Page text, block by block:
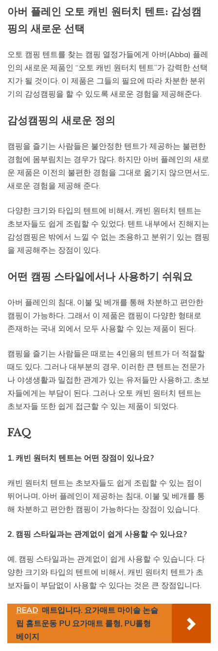
아버 플레인 오토 캐빈 원터치 텐트: 감성캠
핑의 새로운 선택
오토 캠핑 텐트를 찾는 캠핑 열정가들에게 아버(Abba) 플레
인의 새로운 제품인 “오토 캐빈 원터치 텐트”가 강력한 선택
지가 될 것이다. 이 제품은 그들의 필요에 따라 차분한 분위
기의 감성캠핑을 할 수 있도록 새로운 경험을 제공해준다.
감성캠핑의 새로운 정의
캠핑을 즐기는 사람들은 불안정한 텐트가 제공하는 불편한
경험에 몸부림치는 경우가 많다. 하지만 아버 플레인의 새로
운 제품은 이전의 불편한 경험을 그대로 옮기지 않으면서도,
새로운 경험을 제공해 준다.
다양한 크기와 타입의 텐트에 비해서, 캐빈 원터치 텐트는
초보자들도 쉽게 조립할 수 있었다. 텐트 내부에서 진해지는
감성캠핑은 밖에서 느낄 수 없는 조용하고 분위기 있는 캠핑
을 제공해주는 장점이 있다.
어떤 캠핑 스타일에서나 사용하기 쉬워요
아버 플레인의 침대, 이불 및 베개를 통해 차분하고 편안한
캠핑이 가능하다. 그래서 이 제품은 캠핑이 다양한 형태로
존재하는 국내 외에서 모두 사용할 수 있는 제품이 된다.
캠핑을 즐기는 사람들은 때로는 4인용의 텐트가 더 적절할
때도 있다. 그러나 대부분의 경우, 이러한 큰 텐트는 전문가
나 야생생활과 밀접한 관계가 있는 유저들만 사용하고, 초보
자들에게는 부담이 된다. 그러나 오토 캐빈 원터치 텐트는
초보자들 또한 쉽게 접근할 수 있는 제품이 되었다.
FAQ
1. 캐빈 원터치 텐트는 어떤 장점이 있나요?
캐빈 원터치 텐트는 초보자들도 쉽게 조립할 수 있는 점이
뛰어나며, 아버 플레인이 제공하는 침대, 이불 및 베개를 통
해 차분하고 편안한 캠핑이 가능하다는 장점이 있습니다.
2. 캠핑 스타일과는 관계없이 쉽게 사용할 수 있나요?
예, 캠핑 스타일과는 관계없이 쉽게 사용할 수 있습니다. 다
양한 크기와 타입의 텐트에 비해서, 캐빈 원터치 텐트가 초
보자들이 부담없이 사용할 수 있다는 것은 큰 장점입니다.
READ 매트입니다. 요가매트 마이솔 논슬
립 홈트운동 PU 요가매트 롤형, PU롤형
베이지